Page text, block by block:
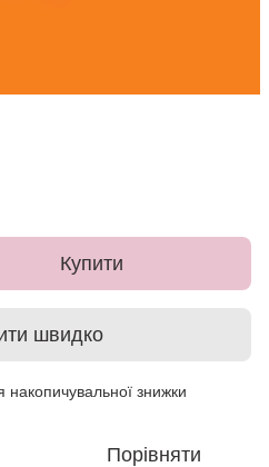
Купити
швидко
накопичувальної знижки
Порівняти